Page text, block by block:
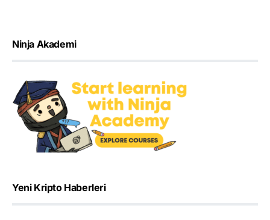
Ninja Akademi
Yeni Kripto Haberleri